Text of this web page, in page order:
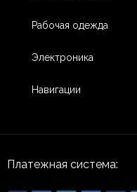
Рабочая одежда
Электроника
Навигации
Платежная система: